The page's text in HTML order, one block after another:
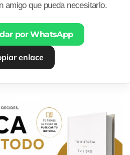
amigo que pueda necesitarlo.
por WhatsApp
enlace